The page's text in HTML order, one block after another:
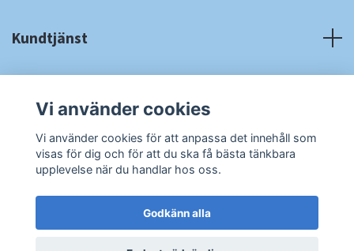
Kundtjänst
Sociala medier
© 2026 RA Cardshop Powered by Quickbutik
Vi använder cookies
Vi använder cookies för att anpassa det innehåll som
visas för dig och för att du ska få bästa tänkbara
upplevelse när du handlar hos oss.
Godkänn alla